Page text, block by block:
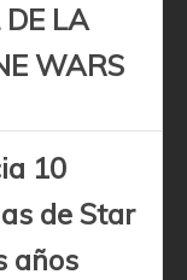
DE LA
WARS
10
de Star
años